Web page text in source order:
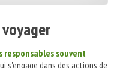
responsables souvent
s'engage dans des actions de